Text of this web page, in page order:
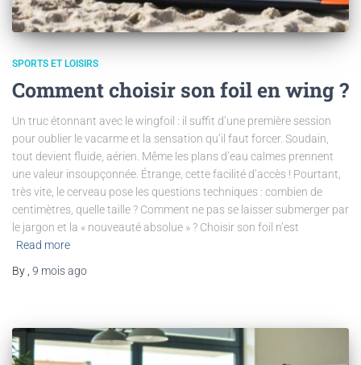
SPORTS ET LOISIRS
Comment choisir son foil en wing ?
Un truc étonnant avec le wingfoil : il suffit d’une première session
pour oublier le vacarme et la sensation qu’il faut forcer. Soudain,
tout devient fluide, aérien. Même les plans d’eau calmes prennent
une valeur insoupçonnée. Étrange, cette facilité d’accès ! Pourtant,
très vite, le cerveau pose les questions techniques : combien de
centimètres, quelle taille ? Comment ne pas se laisser submerger par
le jargon et la « nouveauté absolue » ? Choisir son foil n’est
Read more
By , 9 moisago